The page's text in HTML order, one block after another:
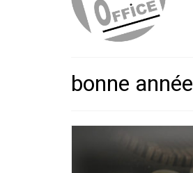
bonne année